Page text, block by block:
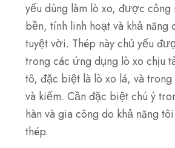
yếu dùng làm lò xo, được công
bền, tính linh hoạt và khả năng
tuyệt vời. Thép này chủ yếu
trong các ứng dụng lò xo chịu
tô, đặc biệt là lò xo lá, và trong
và kiếm. Cần đặc biệt chú ý
hàn và gia công do khả năng
thép.